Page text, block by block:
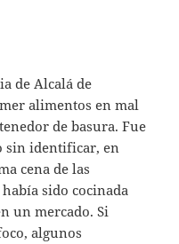
de Alcalá de
alimentos en mal
de basura. Fue
sin identificar, en
cena de las
sido cocinada
un mercado. Si
algunos